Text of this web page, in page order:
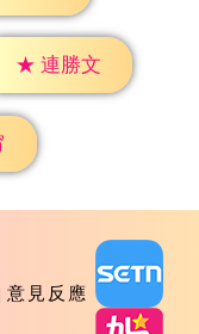
★ 連勝文
意見反應